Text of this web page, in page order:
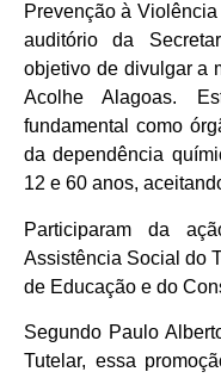
Prevenção à
auditório da
objetivo de divulgar a
Acolhe Alagoas.
fundamental como
da dependência
12 e 60 anos,
Participaram da
Assistência Social do
de Educação e do
Segundo Paulo
Tutelar, essa